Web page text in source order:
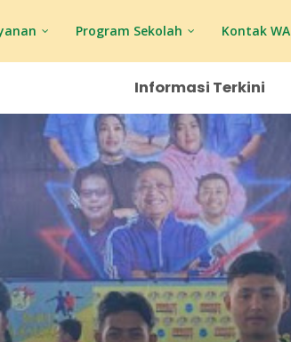
Program Sekolah Kontak WA
Informasi Terkini